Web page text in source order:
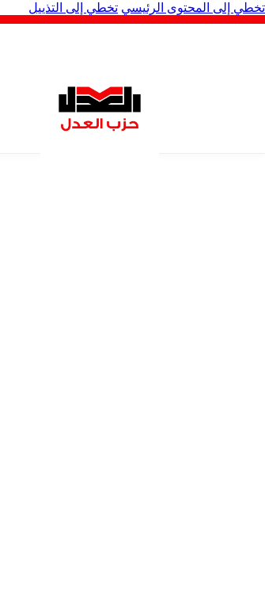
تخطي إلى المحتوى الرئيسي تخطي إلى التذييل